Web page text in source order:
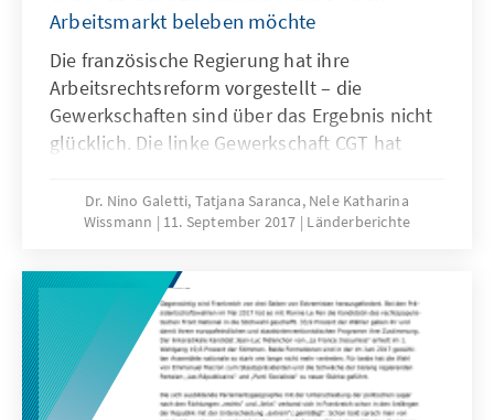
Arbeitsmarkt beleben möchte
Die französische Regierung hat ihre
Arbeitsrechtsreform vorgestellt – die
Gewerkschaften sind über das Ergebnis nicht
glücklich. Die linke Gewerkschaft CGT hat
Tausende Franzosen werden am Dienstag
aller Voraussicht nach auf die Straßen gehen.
Beschäftigten aus, heißt es von Seiten der
Kritiker. Das neue Arbeitsgesetz werde endlich
der Realität der Arbeitgeber gerecht, begrüßte
der Arbeitgeberverband MEDEF den Vorschlag.
Dr. Nino Galetti, Tatjana Saranca, Nele Katharina
Wissmann
11. September 2017 Länderberichte